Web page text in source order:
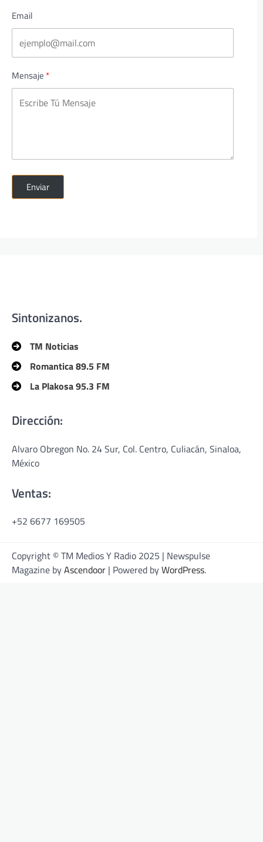
Email
Mensaje
Enviar
Sintonizanos.
TM Noticias
Romantica 89.5 FM
La Plakosa 95.3 FM
Dirección:
Alvaro Obregon No. 24 Sur, Col. Centro, Culiacán, Sinaloa,
México
Ventas:
+52 6677 169505
Copyright © TM Medios Y Radio 2025 | Newspulse
Magazine byAscendoor | Powered byWordPress.